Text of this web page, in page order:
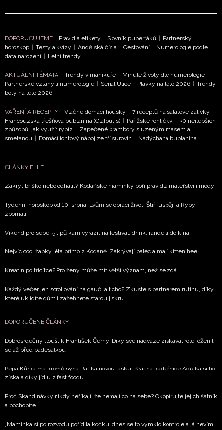
NEWSLETTER
Přihlášením k newsletteru souhlasíte s Obchodními
podmínkami společnosti BurdaMedia Extra s.r.o.
potvrzujete, že jste se seznámili se Zásadami
Vašimi údaji pracovat zejména k organizaci a
informace od našich partnerů? Pokud souhlasíte se
zpracováním údajů k tomuto účelu podle
soukromí BurdaMedia Extra s.r.o.
DOPORUČUJEME Pravidla etikety | Slovník puberťáků | Partnerský
horoskop | Testy a kvízy | Andělská čísla | Cestování | Numerologie podle
data narození | Letní trendy
AKTUÁLNÍ TÉMATA Trendy v manikúře | Minulé životy dle numerologie |
Partnerské vztahy a numerologie | Seriál Ulice | Plavky na léto 2026 | Trendy
boty na léto 2026
VAŘENÍ A RECEPTY Vláčné domácí housky | 7 receptů na salátové zálivky |
Francouzská třešňová bublanina (Clafoutis) | Pařížské rohlíčky | 30 nejlepších
způsobů, jak využít rybíz | Zapečené brambory s uzeným masem a
smetanou | Domácí iontový nápoj ze tří surovin | Nadýchaná bublanina
ČLÁNKY ELLE
Zakrýt bříško nebo odhalit? Kodaňské maminky boří pravidla mateřství i módy
Týdenní horoskop od 10. srpna: Lvům se obrací život, Štíři uspějí a Ryby
zpomalí
Víkend pro sebe: 5 tipů kam vyrazit na festival, drink, rande a do kina
Nejvíc cool žabky léta přímo z Kodaně. Zakrývají palec a mají kitten heel
Kreatin po třicítce? Pro ženy může mít větší význam, než se zdá
Každý večer jen scrollování na gauči a ticho? Zkuste s partnerem rutinu, díky
které uklidíte dům i zažehnete starou jiskru
DOPORUČENÉ ČLÁNKY
Dobrosrdečný tlouštík František Černý: Díky své nadváze získával role, oženil
se až před padesátkou
Pepa Kůrka má kromě syna Rafíka novou lásku: Krásná kadeřnice Adélka si ho
získala díky jídlu z fast foodu
Proč Skandinávky nikdy neříkají, že nemají co na sebe? Okopírujte jejich šatník
a pochopíte...
„Maminka si po rozvodu pořídila kočku, dnes se to vymklo kontrole a já nevím,